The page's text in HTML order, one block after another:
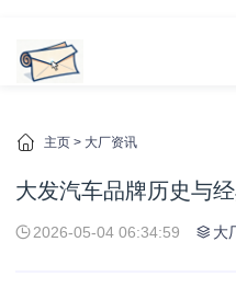
主页 > 大厂资讯
大发汽车品牌历史与
2026-05-04 06:34:59 大